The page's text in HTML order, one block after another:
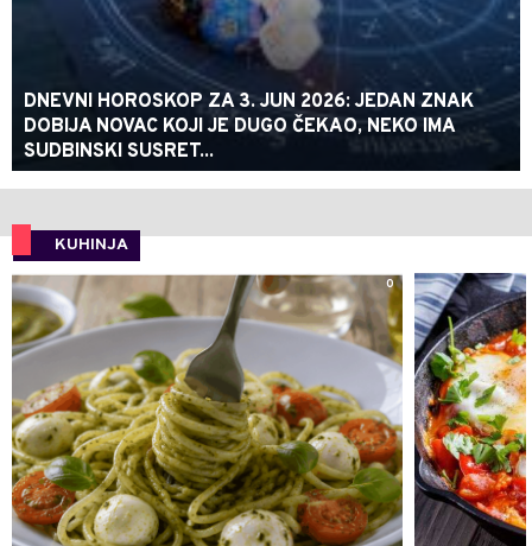
DNEVNI HOROSKOP ZA 3. JUN 2026: JEDAN ZNAK
DOBIJA NOVAC KOJI JE DUGO ČEKAO, NEKO IMA
SUDBINSKI SUSRET...
KUHINJA
0